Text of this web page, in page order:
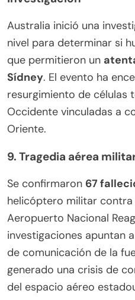
Australia inició una
nivel para determinar si
que permitieron un
Sídney. El evento ha
resurgimiento de células
Occidente vinculadas a
Oriente.
9. Tragedia aérea
Se confirmaron 67
helicóptero militar contra
Aeropuerto Nacional
investigaciones apuntan
de comunicación de la
generado una crisis de
del espacio aéreo